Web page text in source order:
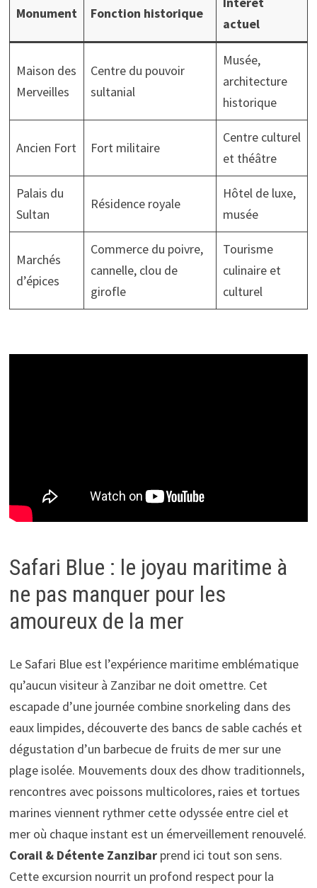
Monument Fonction historique
actuel
Maison des
Merveilles
Centre du pouvoir
sultanial
Musée,
architecture
historique
Ancien Fort Fort militaire
Centre culturel
et théâtre
Palais du
Sultan
Résidence royale
Hôtel de luxe,
musée
Marchés
d’épices
Commerce du poivre,
cannelle, clou de
girofle
Tourisme
culinaire et
culturel
Safari Blue : le joyau maritime à
ne pas manquer pour les
amoureux de la mer
Le Safari Blue est l’expérience maritime emblématique
qu’aucun visiteur à Zanzibar ne doit omettre. Cet
escapade d’une journée combine snorkeling dans des
eaux limpides, découverte des bancs de sable cachés et
dégustation d’un barbecue de fruits de mer sur une
plage isolée. Mouvements doux des dhow traditionnels,
rencontres avec poissons multicolores, raies et tortues
marines viennent rythmer cette odyssée entre ciel et
mer où chaque instant est un émerveillement renouvelé.
Corail & Détente Zanzibarprend ici tout son sens.
Cette excursion nourrit un profond respect pour la